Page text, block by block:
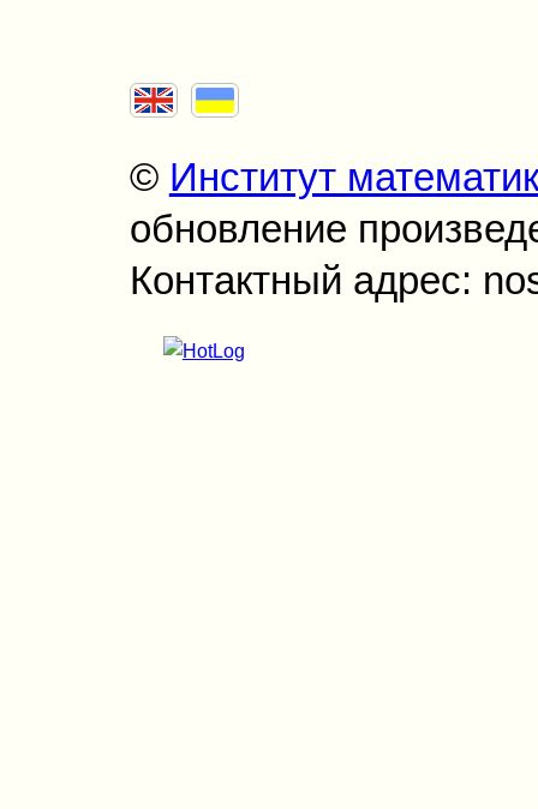
© Институт
обновление
Контактный адрес: